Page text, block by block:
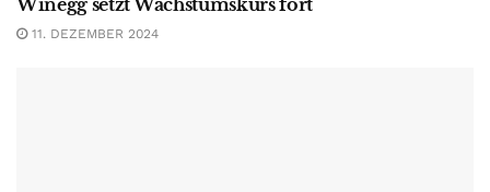
Winegg setzt Wachstumskurs fort
11. DEZEMBER 2024